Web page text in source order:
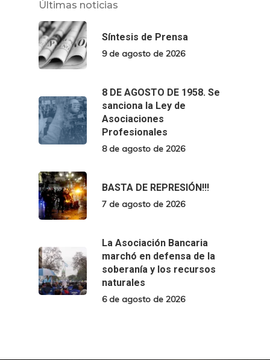
Últimas noticias
Síntesis de Prensa
9 de agosto de 2026
8 DE AGOSTO DE 1958. Se
sanciona la Ley de
Asociaciones
Profesionales
8 de agosto de 2026
BASTA DE REPRESIÓN!!!
7 de agosto de 2026
La Asociación Bancaria
marchó en defensa de la
soberanía y los recursos
naturales
6 de agosto de 2026